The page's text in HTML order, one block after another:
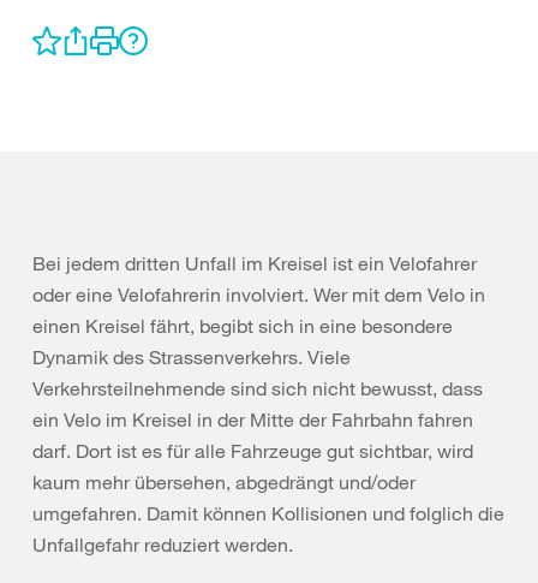
Bei jedem dritten Unfall im Kreisel ist ein Velofahrer
oder eine Velofahrerin involviert. Wer mit dem Velo in
einen Kreisel fährt, begibt sich in eine besondere
Dynamik des Strassenverkehrs. Viele
Verkehrsteilnehmende sind sich nicht bewusst, dass
ein Velo im Kreisel in der Mitte der Fahrbahn fahren
darf. Dort ist es für alle Fahrzeuge gut sichtbar, wird
kaum mehr übersehen, abgedrängt und/oder
umgefahren. Damit können Kollisionen und folglich die
Unfallgefahr reduziert werden.